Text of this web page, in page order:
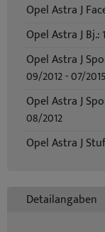
Opel Astra J
Opel Astra J Bj.:
Opel Astra J
09/2012 - 07/2015
Opel Astra J
08/2012
Opel Astra J
Detailangaben